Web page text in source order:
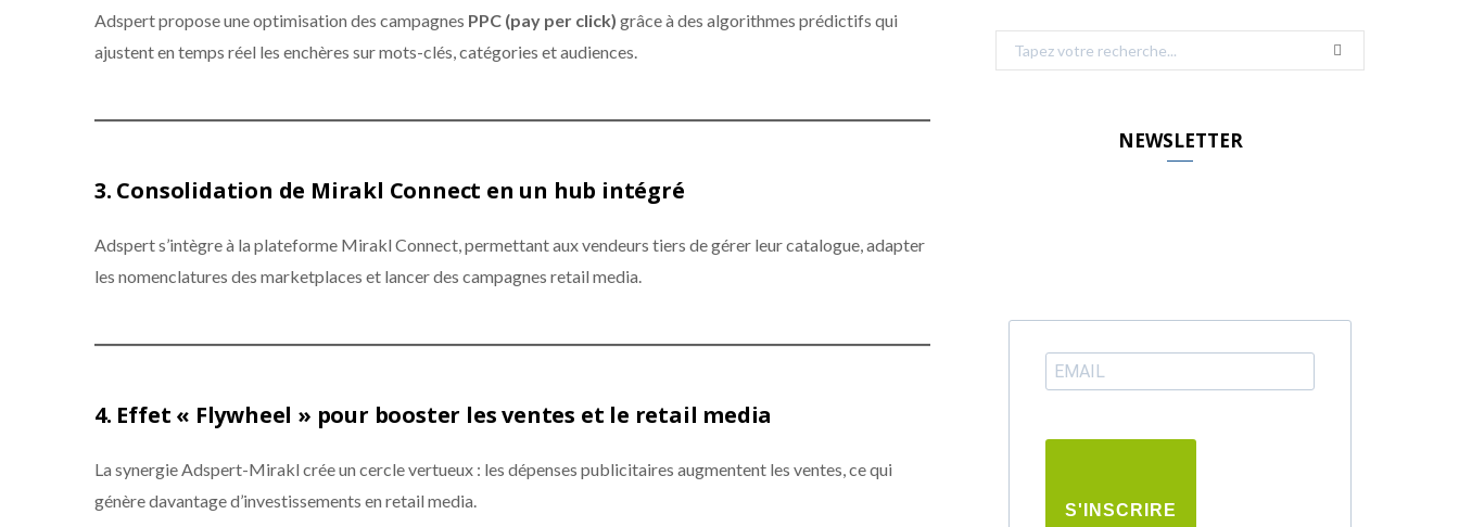
Adspert propose une optimisation des campagnes PPC (pay per click) grâce à des algorithmes prédictifs qui
ajustent en temps réel les enchères sur mots-clés, catégories et audiences.
3. Consolidation de Mirakl Connect en un hub intégré
Adspert s’intègre à la plateforme Mirakl Connect, permettant aux vendeurs tiers de gérer leur catalogue, adapter
les nomenclatures des marketplaces et lancer des campagnes retail media.
4. Effet « Flywheel » pour booster les ventes et le retail media
La synergie Adspert-Mirakl crée un cercle vertueux : les dépenses publicitaires augmentent les ventes, ce qui
génère davantage d’investissements en retail media.
Search
for:
NEWSLETTER
S'INSCRIRE